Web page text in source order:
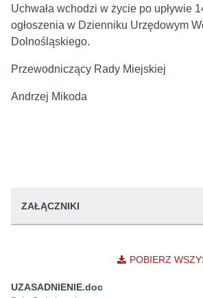
Uchwała wchodzi w życie po upływie
ogłoszenia w Dzienniku Urzędowym
Dolnośląskiego.
Przewodniczący Rady Miejskiej
Andrzej Mikoda
ZAŁĄCZNIKI
POBIERZ
UZASADNIENIE.doc